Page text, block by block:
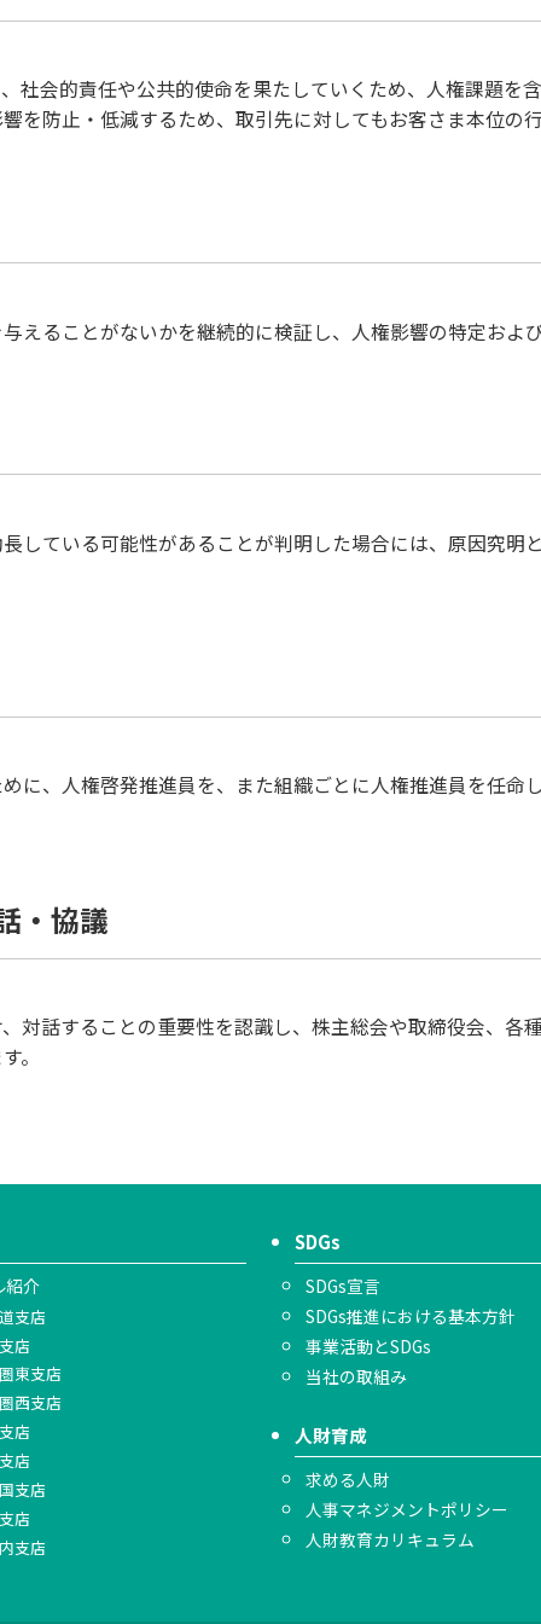
社会的責任や公共的使命を果たしていくため、人権課題を
を防止・低減するため、取引先に対してもお客さま本位の
えることがないかを継続的に検証し、人権影響の特定およ
している可能性があることが判明した場合には、原因究明
に、人権啓発推進員を、また組織ごとに人権推進員を任命
・協議
対話することの重要性を認識し、株主総会や取締役会、各
。
紹介
支店
店
東支店
西支店
店
店
支店
店
支店
SDGs
SDGs宣言
SDGs推進における基本方針
事業活動とSDGs
当社の取組み
人財育成
求める人財
人事マネジメントポリシー
人財教育カリキュラム